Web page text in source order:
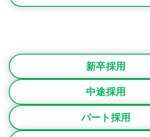
新卒採用
中途採用
パート採用